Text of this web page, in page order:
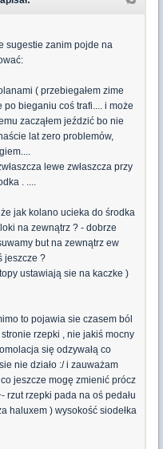
sugestie zanim pojde na
( przebiegałem zime
po bieganiu coś trafi.... i może
zacząłem jeździć bo nie
lat zero problemów,
lewe zwłaszcza przy
. ....
jak kolano ucieka do środka
na zewnątrz ? - dobrze
but na zewnątrz ew
jeszcze ?
ustawiają sie na kaczke )
to pojawia sie czasem ból
rzepki , nie jakiś mocny
się odzywałą co
nie działo :/ i zauważam
jeszcze mogę zmienić prócz
rzut rzepki pada na oś pedału
haluxem ) wysokość siodełka